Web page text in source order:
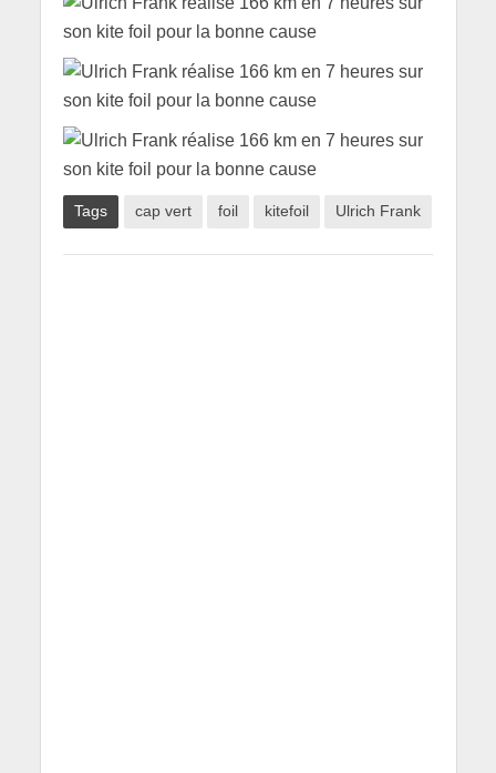
Tags cap vert foil kitefoil Ulrich Frank